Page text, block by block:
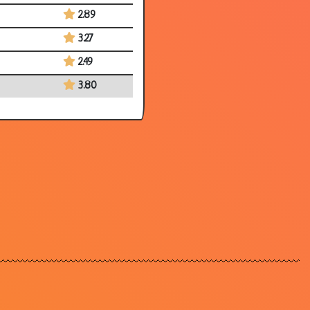
2.89
3.27
2.49
3.80